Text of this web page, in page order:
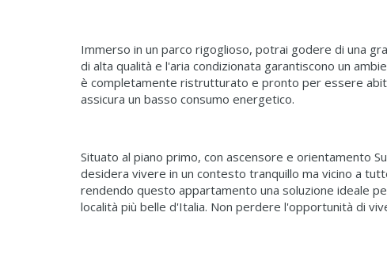
Immerso in un parco rigoglioso, potrai godere di una
di alta qualità e l'aria condizionata garantiscono un
è completamente ristrutturato e pronto per essere
assicura un basso consumo energetico.
Situato al piano primo, con ascensore e orientamento
desidera vivere in un contesto tranquillo ma vicino a
rendendo questo appartamento una soluzione ideale
località più belle d'Italia. Non perdere l'opportunità di